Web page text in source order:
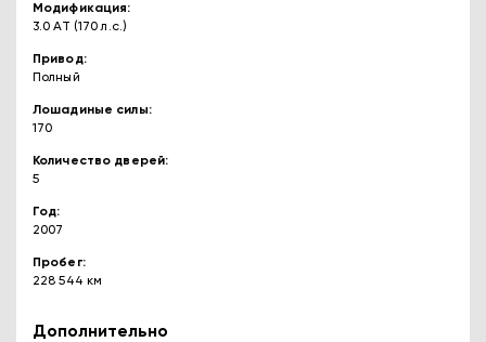
Модификация
3.0 AT (170 л.с.)
Привод
Полный
Лошадиные силы
170
Количество дверей
5
Год
2007
Пробег
228 544 км
Дополнительно